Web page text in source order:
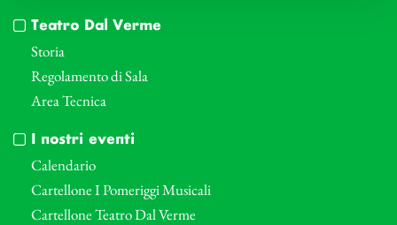
Teatro Dal Verme
Storia
Regolamento di Sala
Area Tecnica
I nostri eventi
Calendario
Cartellone I Pomeriggi Musicali
Cartellone Teatro Dal Verme